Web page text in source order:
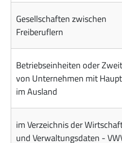
Gesellschaften zwischen
Freiberuflern
Betriebseinheiten oder
von Unternehmen mit
im Ausland
im Verzeichnis der
und Verwaltungsdaten -